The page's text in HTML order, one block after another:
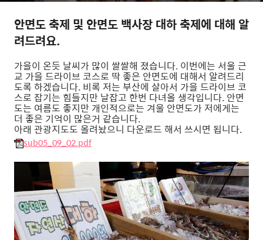
안면도 축제 및 안면도 백사장 대하 축제에 대해 알
려드려요.
가을이 온듯 날씨가 많이 쌀쌀해 졌습니다. 이번에는 서울 근
교 가을 드라이브 코스로 딱 좋은 안면도에 대해서 알려드리
도록 하겠습니다. 비록 저는 부산에 살아서 가을 드라이브 코
스로 잡기는 힘들지만 날잡고 한번 다녀올 생각입니다. 안면
도는 여름도 좋지만 개인적으로는 겨울 안면도가 저에게는
더 좋은 기억이 많은거 같습니다.
아래 관광지도도 올려놨으니 다운로드 해서 쓰시면 됩니다.
sub05_09_02.pdf